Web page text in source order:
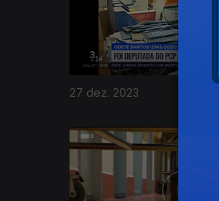
27 dez. 2023
736327